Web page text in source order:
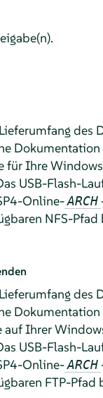
des
für Ihre
USB-Flash-
Online-ARCH
NFS-Pfad
des
auf Ihrer
USB-Flash-
Online-ARCH
FTP-Pfad